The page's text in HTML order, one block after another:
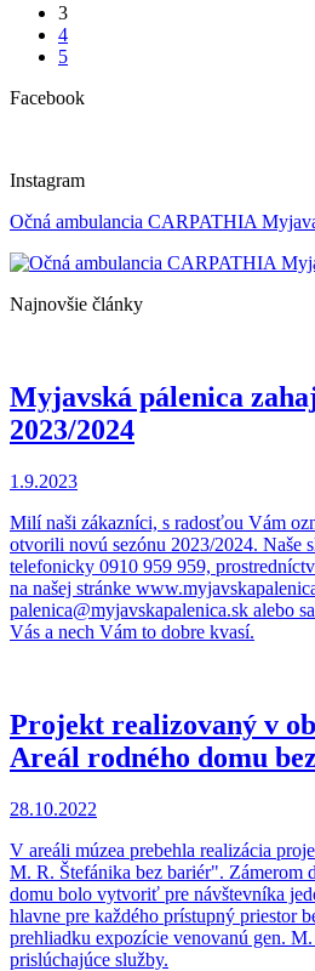
3
4
5
Facebook
Instagram
Očná ambulancia CARPATHIA
Najnovšie články
Myjavská pálenica
2023/2024
1.9.2023
Milí naši zákazníci, s radosťou Vám
otvorili novú sezónu 2023/2024. Naše
telefonicky 0910 959 959,
na našej stránke
palenica@myjavskapalenica.sk alebo
Vás a nech Vám to dobre kvasí.
Projekt realizovaný v
Areál rodného domu
28.10.2022
V areáli múzea prebehla realizácia
M. R. Štefánika bez bariér". Zámerom
domu bolo vytvoriť pre návštevníka
hlavne pre každého prístupný priestor
prehliadku expozície venovanú gen.
prislúchajúce služby.